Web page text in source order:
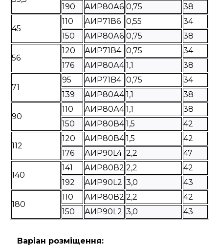
190
АИР80А6 0,75 38
45
110 АИР71В6 0,55
34
150
АИР80А6 0,75 38
56
120 АИР71В4 0,75
34
176
АИР80А4 1,1 38
71
95 АИР71B4 0,75
34
139
АИР80А4 1,1 38
90
110 АИР80А4 1,1
38
150
АИР80В4 1,5 42
112
120 АИР80В4 1,5
42
176
АИР90L4 2,2 47
140
141 АИР80В2 2,2
42
192
АИР90L2 3,0 43
180
110 АИР80В2 2,2
42
150
АИР90L2 3,0 43
Варіан розміщення: